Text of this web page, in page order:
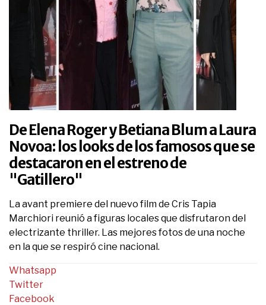
De Elena Roger y Betiana Blum a Laura
Novoa: los looks de los famosos que se
destacaron en el estreno de
"Gatillero"
La avant premiere del nuevo film de Cris Tapia
Marchiori reunió a figuras locales que disfrutaron del
electrizante thriller. Las mejores fotos de una noche
en la que se respiró cine nacional.
Whatsapp
Twitter
Facebook